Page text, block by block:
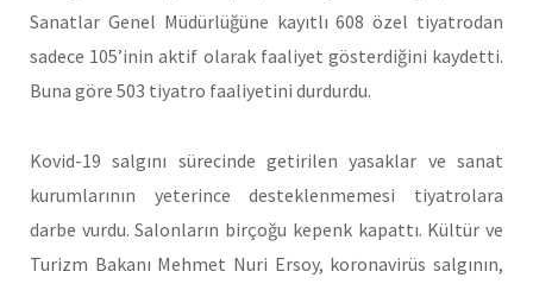
Sanatlar Genel Müdürlüğüne kayıtlı 608 özel tiyatrodan
sadece 105’inin aktif olarak faaliyet gösterdiğini kaydetti.
Buna göre 503 tiyatro faaliyetini durdurdu.
Kovid-19 salgını sürecinde getirilen yasaklar ve sanat
kurumlarının yeterince desteklenmemesi tiyatrolara
darbe vurdu. Salonların birçoğu kepenk kapattı. Kültür ve
Turizm Bakanı Mehmet Nuri Ersoy, koronavirüs salgının,